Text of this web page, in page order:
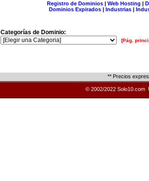
Registro de Dominios| Web Hosting |
Dominios Expirados | Industrias |
Categorías de Dominio:
[Pág.
** Precios
© 2002/2022 Solo10.com